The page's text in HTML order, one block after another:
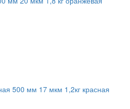
500 мм 17 мкм 1,2кг красная